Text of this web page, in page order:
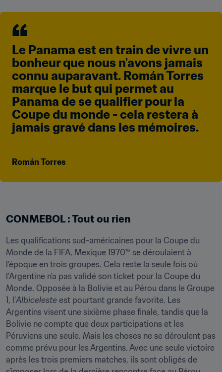
Le Panama est en train de vivre un
bonheur que nous n'avons jamais
connu auparavant. Román Torres
marque le but qui permet au
Panama de se qualifier pour la
Coupe du monde - cela restera à
jamais gravé dans les mémoires.
Román Torres
CONMEBOL : Tout ou rien
Les qualifications sud-américaines pour la Coupe du
Monde de la FIFA, Mexique 1970™ se déroulaient à
l’époque en trois groupes. Cela reste la seule fois où
l’Argentine n’a pas validé son ticket pour la Coupe du
Monde. Opposée à la Bolivie et au Pérou dans le Groupe
1, l’Albiceleste est pourtant grande favorite. Les
Argentins visent une sixième phase finale, tandis que la
Bolivie ne compte que deux participations et les
Péruviens une seule. Mais les choses ne se déroulent pas
comme prévu pour les Argentins. Avec une seule victoire
après les trois premiers matches, ils sont obligés de